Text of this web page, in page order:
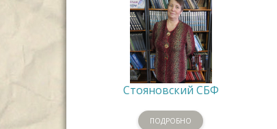
Стояновский СБФ
ПОДРОБНО